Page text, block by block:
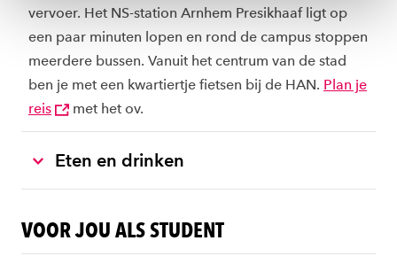
onscookiestatement.
vervoer. Het NS-station Arnhem Presikhaaf ligt op
een paar minuten lopen en rond de campus stoppen
meerdere bussen. Vanuit het centrum van de stad
ben je met een kwartiertje fietsen bij de HAN. Plan je
reis
met het ov.
Eten en drinken
VOOR JOU ALS STUDENT